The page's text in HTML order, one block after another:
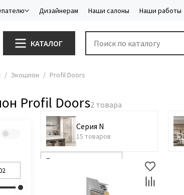
Дизайнерам Наши салоны Наши работы
КАТАЛОГ
Экошпон Profil Doors
Profil Doors
Серия N
15 товаров